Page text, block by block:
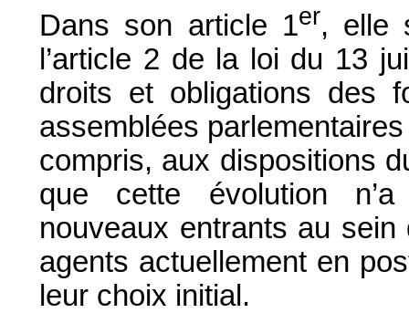
Dans son article 1er, elle
l’article 2 de la loi du 13
droits et obligations des
assemblées
compris, aux dispositions
que cette évolution n’a
nouveaux entrants au
agents actuellement en
leur choix initial.